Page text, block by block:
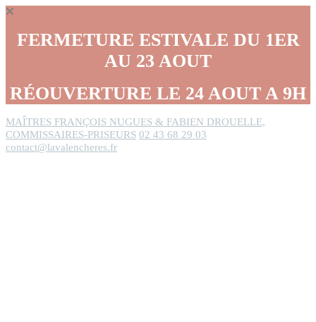
FERMETURE ESTIVALE DU 1ER
AU 23 AOUT
RÉOUVERTURE LE 24 AOUT A 9H
MAÎTRES FRANÇOIS NUGUES & FABIEN DROUELLE,
COMMISSAIRES-PRISEURS 02 43 68 29 03
contact@lavalencheres.fr
Panneau de gestion des cookies